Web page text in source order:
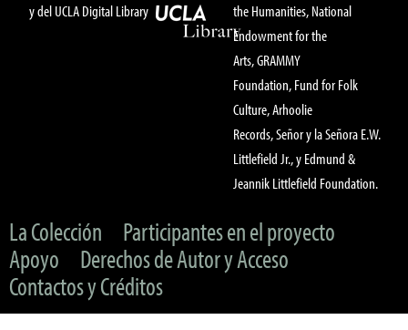
y del UCLA Digital Library
the Humanities, National
Endowment for the
Arts, GRAMMY
Foundation, Fund for Folk
Culture, Arhoolie
Records, Señor y la Señora E.W.
Littlefield Jr., y Edmund &
Jeannik Littlefield Foundation.
La Colección
Participantes en el proyecto
Apoyo
Derechos de Autor y Acceso
Contactos y Créditos